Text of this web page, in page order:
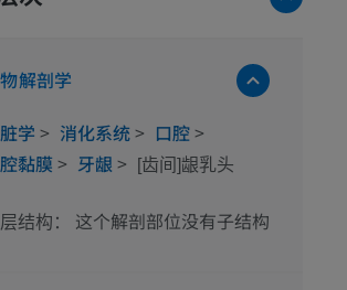
解剖学
学 > 消化系统> 口腔>
黏膜> 牙龈 > [齿间]龈乳头
结构： 这个解剖部位没有子结构